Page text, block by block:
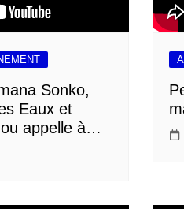
Sonko,
Eaux et
appelle à…